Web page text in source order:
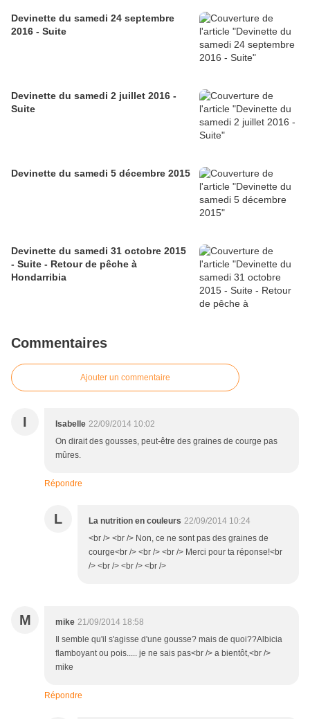
Devinette du samedi 24 septembre
2016 - Suite
Devinette du samedi 2 juillet 2016 -
Suite
Devinette du samedi 5 décembre 2015
Devinette du samedi 31 octobre 2015
- Suite - Retour de pêche à
Hondarribia
Commentaires
Ajouter un commentaire
I Isabelle 22/09/2014 10:02
On dirait des gousses, peut-être des graines de courge pas
mûres.
Répondre
L La nutrition en couleurs 22/09/2014 10:24
<br /> <br /> Non, ce ne sont pas des graines de
courge<br /> <br /> <br /> Merci pour ta réponse!<br
/> <br /> <br /> <br />
M mike 21/09/2014 18:58
Il semble qu'il s'agisse d'une gousse? mais de quoi??Albicia
flamboyant ou pois..... je ne sais pas<br /> a bientôt,<br />
mike
Répondre